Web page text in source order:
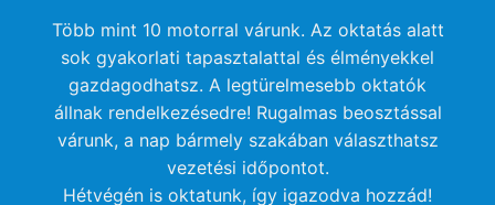
Több mint 10 motorral várunk. Az oktatás alatt
sok gyakorlati tapasztalattal és élményekkel
gazdagodhatsz. A legtürelmesebb oktatók
állnak rendelkezésedre! Rugalmas beosztással
várunk, a nap bármely szakában választhatsz
vezetési időpontot.
Hétvégén is oktatunk, így igazodva hozzád!